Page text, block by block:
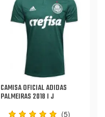
CAMISA OFICIAL ADIDAS
PALMEIRAS 2018 I J
(5)